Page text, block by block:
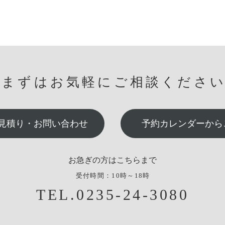
まずはお気軽にご相談ください
積り・お問い合わせ 予約カレンダーから
お急ぎの方はこちらまで
受付時間：10時～18時
TEL.0235-24-3080